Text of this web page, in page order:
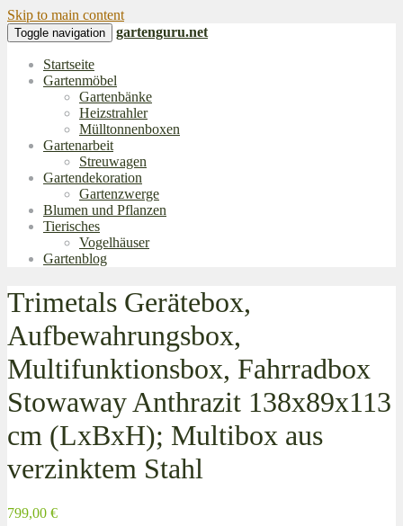
Skip to main content
Toggle navigation gartenguru.net
Startseite
Gartenmöbel
Gartenbänke
Heizstrahler
Mülltonnenboxen
Gartenarbeit
Streuwagen
Gartendekoration
Gartenzwerge
Blumen und Pflanzen
Tierisches
Vogelhäuser
Gartenblog
Trimetals Gerätebox,
Aufbewahrungsbox,
Multifunktionsbox, Fahrradbox
Stowaway Anthrazit 138x89x113
cm (LxBxH); Multibox aus
verzinktem Stahl
799,00 €